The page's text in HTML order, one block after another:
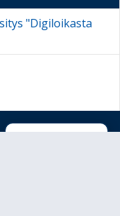
"Digiloikasta